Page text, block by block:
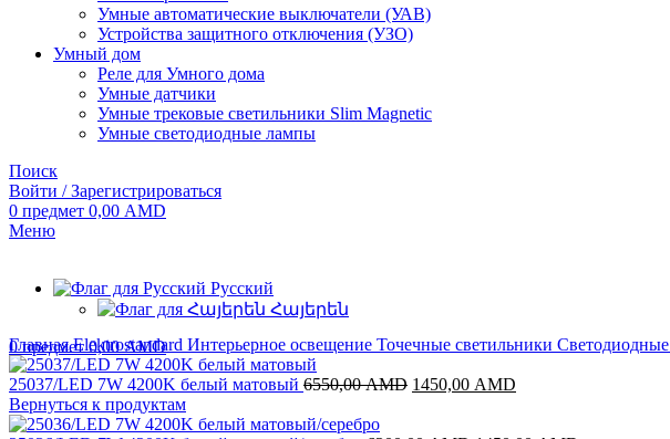
Умные автоматические выключатели (УАВ)
Устройства защитного отключения (УЗО)
Умный дом
Реле для Умного дома
Умные датчики
Умные трековые светильники Slim Magnetic
Умные светодиодные лампы
Поиск
Войти / Зарегистрироваться
0 предмет 0,00 AMD
Меню
Русский
Հայերեն
0предмет 0,00AMD
ГлавнаяElektrostandard Интерьерное освещение Точечные светильники Светодиодные
25037/LED 7W 4200K белый матовый 6550,00AMD Первоначальная
1450,00 AMD
Вернуться к продуктам